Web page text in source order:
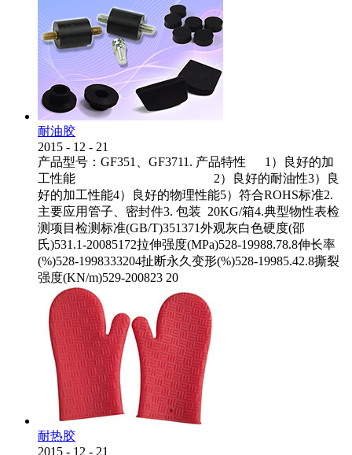
耐油胶
2015 - 12 - 21
产品型号：GF351、GF3711. 产品特性 1）良好的加
工性能 2）良好的耐油性3）良
好的加工性能4）良好的物理性能5）符合ROHS标准2.
主要应用管子、密封件3. 包装 20KG/箱4.典型物性表检
测项目检测标准(GB/T)351371外观灰白色硬度(邵
氏)531.1-20085172拉伸强度(MPa)528-19988.78.8伸长率
(%)528-1998333204扯断永久变形(%)528-19985.42.8撕裂
强度(KN/m)529-200823 20
耐热胶
2015 - 12 - 21